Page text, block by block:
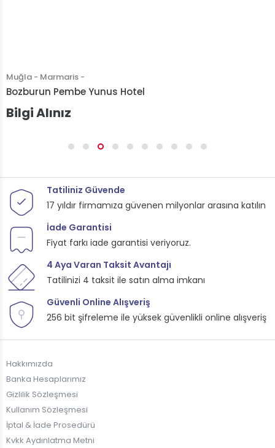
Muğla - Marmaris -
Bozburun Pembe Yunus Hotel
Bilgi Alınız
Tatiliniz Güvende
17 yıldır firmamıza güvenen milyonlar arasına katılın
İade Garantisi
Fiyat farkı iade garantisi veriyoruz.
4 Aya Varan Taksit Avantajı
Tatilinizi 4 taksit ile satın alma imkanı
Güvenli Online Alışveriş
256 bit şifreleme ile yüksek güvenlikli online alışveriş
Hakkımızda
Banka Hesaplarımız
Gizlilik Sözleşmesi
Kullanım Sözleşmesi
İptal & İade Prosedürü
Kvkk Aydınlatma Metni